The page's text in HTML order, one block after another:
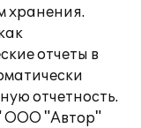
хранения.
отчеты в
отчетность.
ООО "Автор"